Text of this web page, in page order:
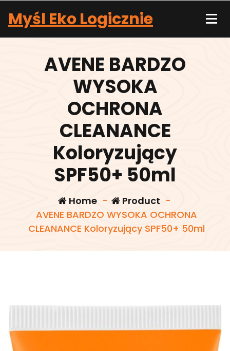
content
Myśl Eko Logicznie
AVENE BARDZO
WYSOKA
OCHRONA
CLEANANCE
Koloryzujący
SPF50+ 50ml
Home- Product -
AVENE BARDZO WYSOKA OCHRONA
CLEANANCE Koloryzujący SPF50+ 50ml